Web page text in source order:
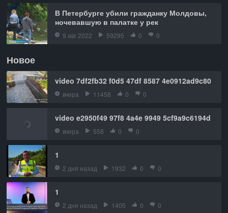
В Петербурге убили гражданку Молдовы,
ночевавшую в палатке у рек
9 авг 2022 59295 0 0
Новое
video 7df2fb32 f0d5 47df 8587 4e0912ad9c80
вчера 11458 0 0
video e2950f49 97f8 4a4e 9949 5cf9a9c6194d
вчера 558 0 0
1
2 дня назад 1932 0 0
1
2 дня назад 1405 0 0